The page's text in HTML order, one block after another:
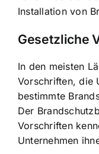
Installation von
Gesetzliche
In den meisten
Vorschriften, die
bestimmte
Der
Vorschriften
Unternehmen